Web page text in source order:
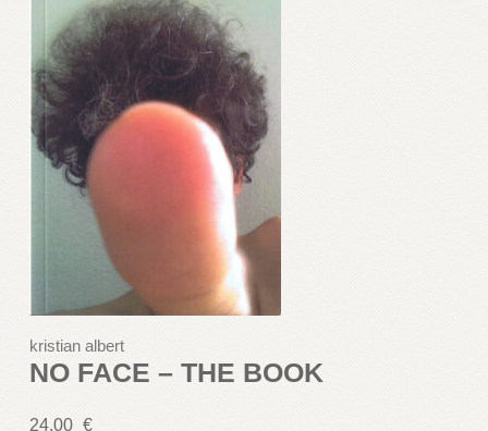
kristian albert
NO FACE – THE BOOK
24,00 €